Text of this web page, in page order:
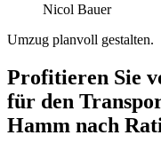
Nicol Bauer
Umzug planvoll gestalten.
Profitieren Sie
für den
Hamm nach